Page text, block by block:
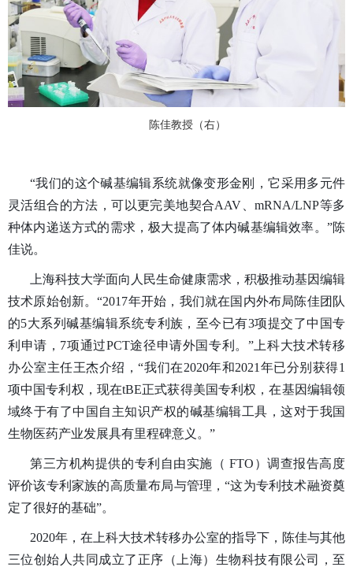
陈佳教授（右）
“我们的这个碱基编辑系统就像变形金刚，它采用多元件
灵活组合的方法，可以更完美地契合AAV、mRNA/LNP等多
种体内递送方式的需求，极大提高了体内碱基编辑效率。”陈
佳说。
上海科技大学面向人民生命健康需求，积极推动基因编辑
技术原始创新。“2017年开始，我们就在国内外布局陈佳团队
的5大系列碱基编辑系统专利族，至今已有3项提交了中国专
利申请，7项通过PCT途径申请外国专利。”上科大技术转移
办公室主任王杰介绍，“我们在2020年和2021年已分别获得1
项中国专利权，现在tBE正式获得美国专利权，在基因编辑领
域终于有了中国自主知识产权的碱基编辑工具 ，这对于我国
生物医药产业发展具有里程碑意义 。”
第三方机构提供的专利自由实施（ FTO）调查报告高度
评价该专利家族的高质量布局与管理，“这为专利技术融资奠
定了很好的基础”。
2020年，在上科大技术转移办公室的指导下，陈佳与其他
三位创始人共同成立了正序（上海）生物科技有限公司，至